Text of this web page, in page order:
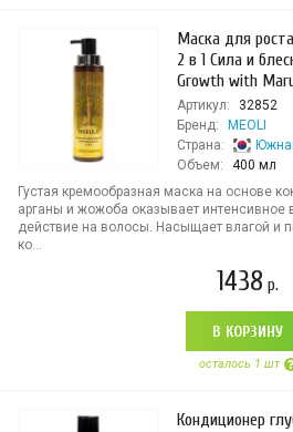
Маска для
2 в 1 Сила и
Growth with
Артикул:
32852
Бренд:
MEOLI
Страна:
Объем:
400 мл
Густая кремообразная маска на основе
арганы и жожоба оказывает
действие на волосы. Насыщает влагой и
ко...
1438 р.
В КОРЗИНУ
осталось 1 шт
Кондиционер